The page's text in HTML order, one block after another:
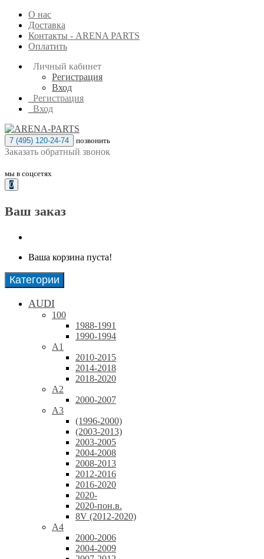
О нас
Доставка
Контакты - ARENA PARTS
Оплатить
Личный кабинет
Регистрация
Вход
Регистрация
Вход
7 (495) 120-24-74 позвонить
Заказать обратный звонок
мы в соцсетях
0
Ваш заказ
Ваша корзина пуста!
Категории
AUDI
100
1988-1991
1990-1994
A1
2010-2015
2014-2018
2018-2020
A2
2000-2007
A3
(1996-2000)
(2003-2013)
2003-2005
2004-2008
2008-2013
2012-2016
2016-2020
2020-
2020-пон.в.
8V (2012-2020)
A4
2000-2006
2004-2009